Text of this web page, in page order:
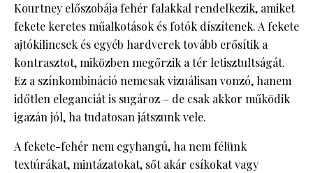
Kourtney előszobája fehér falakkal rendelkezik, amiket
fekete keretes műalkotások és fotók díszítenek. A fekete
ajtókilincsek és egyéb hardverek tovább erősítik a
kontrasztot, miközben megőrzik a tér letisztultságát.
Ez a színkombináció nemcsak vizuálisan vonzó, hanem
időtlen eleganciát is sugároz – de csak akkor működik
igazán jól, ha tudatosan játszunk vele.
A fekete-fehér nem egyhangú, ha nem félünk
textúrákat, mintázatokat, sőt akár csíkokat vagy